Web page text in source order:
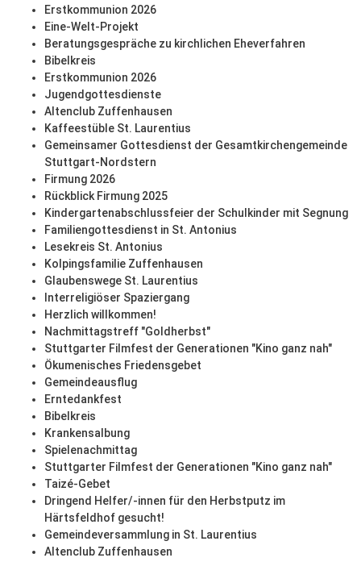
Erstkommunion 2026
Eine-Welt-Projekt
Beratungsgespräche zu kirchlichen Eheverfahren
Bibelkreis
Erstkommunion 2026
Jugendgottesdienste
Altenclub Zuffenhausen
Kaffeestüble St. Laurentius
Gemeinsamer Gottesdienst der Gesamtkirchengemeinde
Stuttgart-Nordstern
Firmung 2026
Rückblick Firmung 2025
Kindergartenabschlussfeier der Schulkinder mit Segnung
Familiengottesdienst in St. Antonius
Lesekreis St. Antonius
Kolpingsfamilie Zuffenhausen
Glaubenswege St. Laurentius
Interreligiöser Spaziergang
Herzlich willkommen!
Nachmittagstreff "Goldherbst"
Stuttgarter Filmfest der Generationen "Kino ganz nah"
Ökumenisches Friedensgebet
Gemeindeausflug
Erntedankfest
Bibelkreis
Krankensalbung
Spielenachmittag
Stuttgarter Filmfest der Generationen "Kino ganz nah"
Taizé-Gebet
Dringend Helfer/-innen für den Herbstputz im
Härtsfeldhof gesucht!
Gemeindeversammlung in St. Laurentius
Altenclub Zuffenhausen